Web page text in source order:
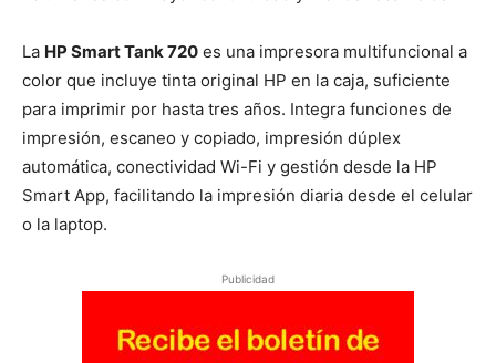
La HP Smart Tank 720 es una impresora multifuncional a
color que incluye tinta original HP en la caja, suficiente
para imprimir por hasta tres años. Integra funciones de
impresión, escaneo y copiado, impresión dúplex
automática, conectividad Wi-Fi y gestión desde la HP
Smart App, facilitando la impresión diaria desde el celular
o la laptop.
Publicidad